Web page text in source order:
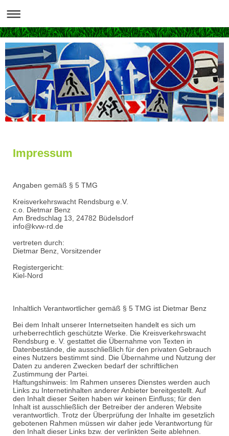
Impressum
Angaben gemäß § 5 TMG
Kreisverkehrswacht Rendsburg e.V.
c.o. Dietmar Benz
Am Bredschlag 13, 24782 Büdelsdorf
info@kvw-rd.de
vertreten durch:
Dietmar Benz, Vorsitzender
Registergericht:
Kiel-Nord
Inhaltlich Verantwortlicher gemäß § 5 TMG ist Dietmar Benz
Bei dem Inhalt unserer Internetseiten handelt es sich um
urheberrechtlich geschützte Werke. Die Kreisverkehrswacht
Rendsburg e. V. gestattet die Übernahme von Texten in
Datenbestände, die ausschließlich für den privaten Gebrauch
eines Nutzers bestimmt sind. Die Übernahme und Nutzung der
Daten zu anderen Zwecken bedarf der schriftlichen
Zustimmung der Partei.
Haftungshinweis: Im Rahmen unseres Dienstes werden auch
Links zu Internetinhalten anderer Anbieter bereitgestellt. Auf
den Inhalt dieser Seiten haben wir keinen Einfluss; für den
Inhalt ist ausschließlich der Betreiber der anderen Website
verantwortlich. Trotz der Überprüfung der Inhalte im gesetzlich
gebotenen Rahmen müssen wir daher jede Verantwortung für
den Inhalt dieser Links bzw. der verlinkten Seite ablehnen.